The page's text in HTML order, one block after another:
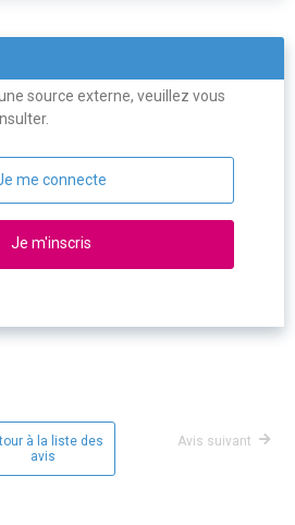
source externe, veuillez vous
me connecte
Je m'inscris
à la liste des
avis
Avis suivant